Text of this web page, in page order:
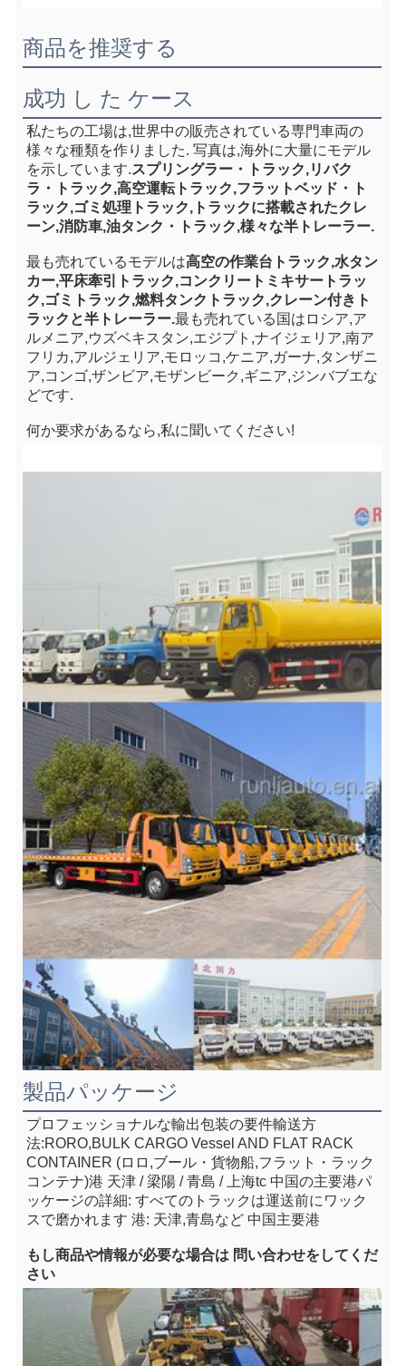
商品を推奨する
成功 し た ケース
私たちの工場は,世界中の販売されている専門車両の
様々な種類を作りました. 写真は,海外に大量にモデル
を示しています.スプリングラー・トラック,リバク
ラ・トラック,高空運転トラック,フラットベッド・ト
ラック,ゴミ処理トラック,トラックに搭載されたクレ
ーン,消防車,油タンク・トラック,様々な半トレーラー.
最も売れているモデルは高空の作業台トラック,水タン
カー,平床牽引トラック,コンクリートミキサートラッ
ク,ゴミトラック,燃料タンクトラック,クレーン付きト
ラックと半トレーラー.最も売れている国はロシア,ア
ルメニア,ウズベキスタン,エジプト,ナイジェリア,南ア
フリカ,アルジェリア,モロッコ,ケニア,ガーナ,タンザニ
ア,コンゴ,ザンビア,モザンビーク,ギニア,ジンバブエな
どです.
何か要求があるなら,私に聞いてください!
製品パッケージ
プロフェッショナルな輸出包装の要件輸送方
法:RORO,BULK CARGO Vessel AND FLAT RACK
CONTAINER (ロロ,ブール・貨物船,フラット・ラック
コンテナ)港 天津 / 梁陽 / 青島 / 上海tc 中国の主要港パ
ッケージの詳細: すべてのトラックは運送前にワック
スで磨かれます 港: 天津,青島など 中国主要港
もし商品や情報が必要な場合は 問い合わせをしてくだ
さい